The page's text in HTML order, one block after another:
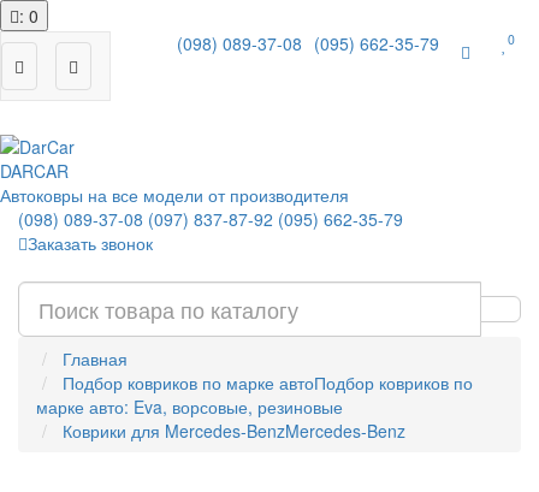
: 0
(098) 089-37-08 (095) 662-35-79 0
DARCAR
Автоковры на все модели от производителя
(098) 089-37-08 (097) 837-87-92 (095) 662-35-79
Заказать звонок
Главная
Подбор ковриков по марке автоПодбор ковриков по
марке авто: Eva, ворсовые, резиновые
Коврики для Mercedes-BenzMercedes-Benz